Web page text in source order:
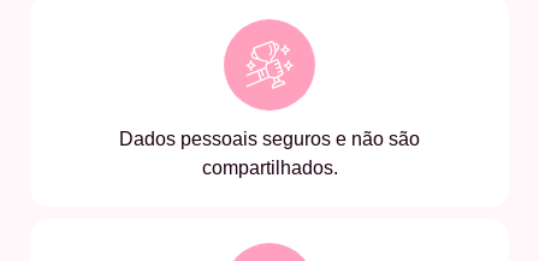
Dados pessoais seguros e não são
compartilhados.